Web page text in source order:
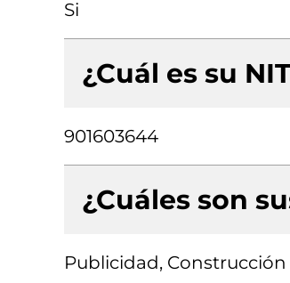
Si
¿Cuál es su
901603644
¿Cuáles son
Publicidad,